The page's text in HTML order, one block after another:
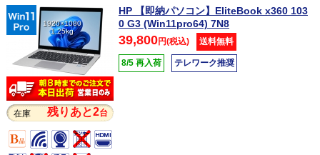
1920×1080
1.25kg
在庫 残りあと2台
HP 【即納パソコン】EliteBook x360 103
0 G3 (Win11pro64) 7N8
39,800円(税込) 送料無料
8/5 再入荷 テレワーク推奨